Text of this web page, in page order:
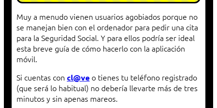
Muy a menudo vienen usuarios agobiados porque no
se manejan bien con el ordenador para pedir una cita
para la Seguridad Social. Y para ellos podría ser ideal
esta breve guía de cómo hacerlo con la aplicación
móvil.
Si cuentas con cl@ve o tienes tu teléfono registrado
(que será lo habitual) no debería llevarte más de tres
minutos y sin apenas mareos.